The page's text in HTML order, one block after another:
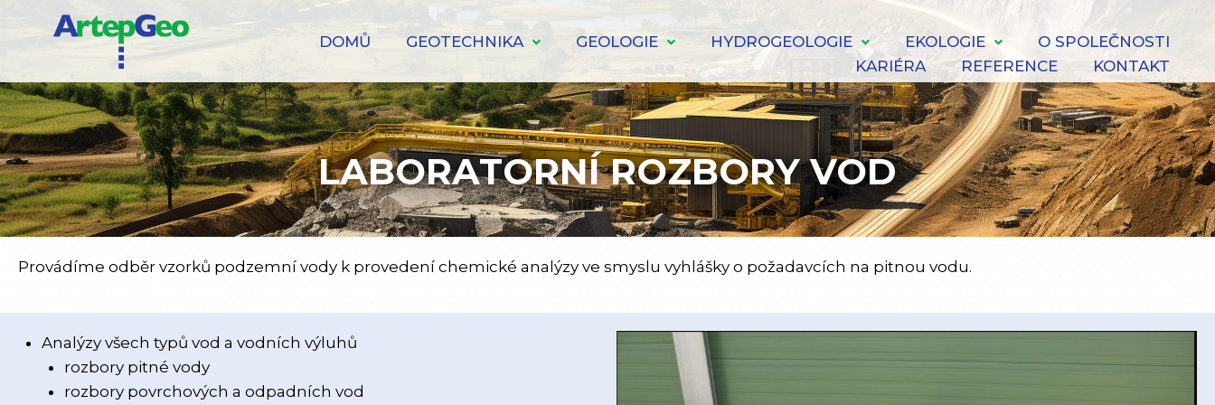
DOMŮ GEOTECHNIKA GEOLOGIE HYDROGEOLOGIE EKOLOGIE
O SPOLEČNOSTI
KARIÉRA
REFERENCE KONTAKT
LABORATORNÍ ROZBORY VOD
Provádíme odběr vzorků podzemní vody k provedení chemické analýzy ve smyslu vyhlášky o požadavcích na pitnou vodu.
Analýzy všech typů vod a vodních výluhů
rozbory pitné vody
rozbory povrchových a odpadních vod